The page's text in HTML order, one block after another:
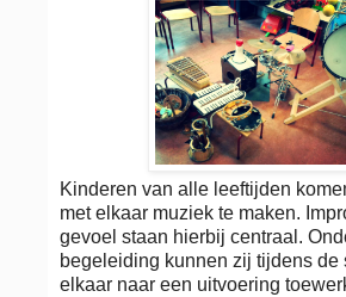
Kinderen van alle leeftijden
met elkaar muziek te maken.
gevoel staan hierbij centraal.
begeleiding kunnen zij tijdens de
elkaar naar een uitvoering